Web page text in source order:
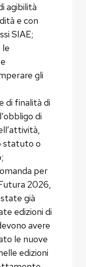
agibilità
e con
SIAE;
le
gli
di finalità di
di
statuto o
per
2026,
già
edizioni di
avere
le nuove
edizioni